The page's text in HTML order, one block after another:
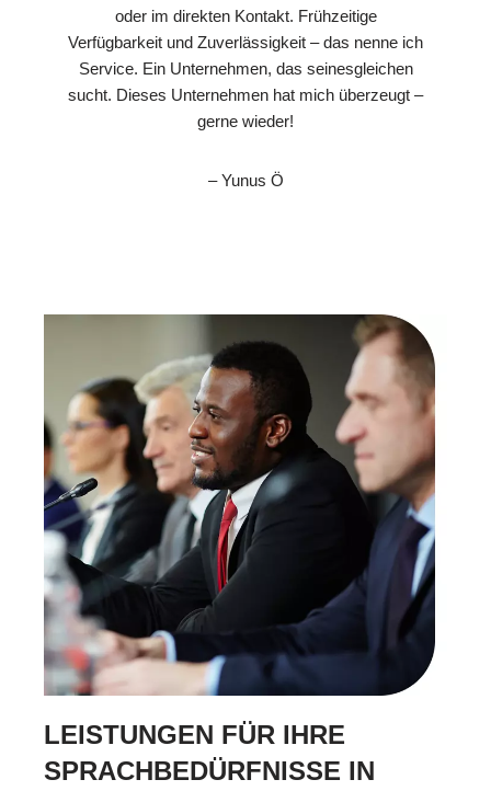
oder im direkten Kontakt. Frühzeitige
Verfügbarkeit und Zuverlässigkeit – das nenne ich
Service. Ein Unternehmen, das seinesgleichen
sucht. Dieses Unternehmen hat mich überzeugt –
gerne wieder!
– Yunus Ö
LEISTUNGEN FÜR IHRE
SPRACHBEDÜRFNISSE IN